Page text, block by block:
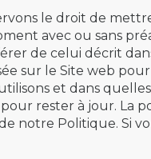
le droit de
avec ou sans
de celui décrit
sur le Site web
et dans
rester à jour. La
notre Politique. Si